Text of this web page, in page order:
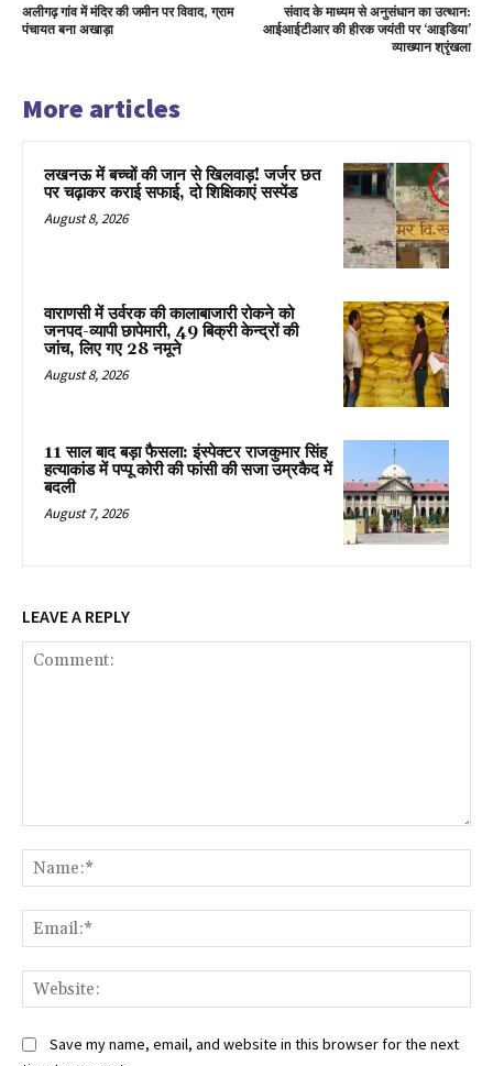
अलीगढ़ गांव में मंदिर की जमीन पर विवाद, ग्राम
पंचायत बना अखाड़ा
संवाद के माध्यम से अनुसंधान का उत्थान:
आईआईटीआर की हीरक जयंती पर ‘आइडिया’
व्याख्यान श्रृंखला
More articles
लखनऊ में बच्चों की जान से खिलवाड़! जर्जर छत
पर चढ़ाकर कराई सफाई, दो शिक्षिकाएं सस्पेंड
August 8, 2026
वाराणसी में उर्वरक की कालाबाजारी रोकने को
जनपद-व्यापी छापेमारी, 49 बिक्री केन्द्रों की
जांच, लिए गए 28 नमूने
August 8, 2026
11 साल बाद बड़ा फैसला: इंस्पेक्टर राजकुमार सिंह
हत्याकांड में पप्पू कोरी की फांसी की सजा उम्रकैद में
बदली
August 7, 2026
LEAVE A REPLY
Save my name, email, and website in this browser for the next